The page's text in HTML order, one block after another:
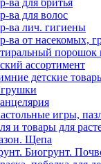
ва для бритья
ва для волос
ва лич. гигиены
ва от насекомых,
порошок
ассортимент
детские
игры,
и товары для
Щепа
Биогрунт.